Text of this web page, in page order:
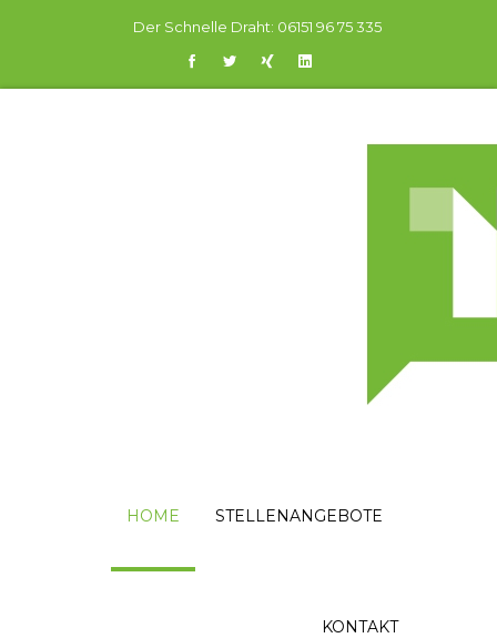
Der Schnelle Draht: 06151 96 75 335
HOME STELLENANGEBOTE
KONTAKT